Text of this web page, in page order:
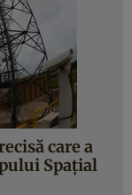
care a
Spațial